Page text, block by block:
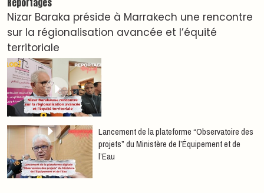
Nacim Haddad débarque à Tanger : Le Souffle
du Nord s'éveille !
Nacim Haddad Ayta World Tour à Rabat ( 4ème
date )
Hatim Ammor En Concert Exclusif à Tanger : Un
show Live Exceptionnel Cet été !
YASSAR présente son nouveau spectacle
"LAMHAYAB" à Rabat